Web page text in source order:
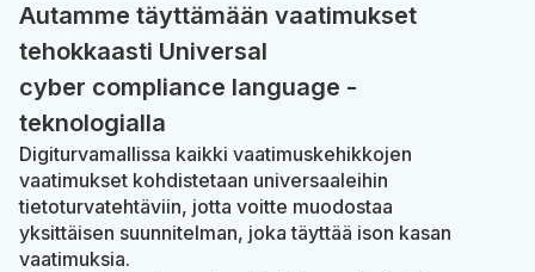
Autamme täyttämään vaatimukset
tehokkaasti Universal
cyber compliance language -
teknologialla
Digiturvamallissa kaikki vaatimuskehikkojen
vaatimukset kohdistetaan universaaleihin
tietoturvatehtäviin, jotta voitte muodostaa
yksittäisen suunnitelman, joka täyttää ison kasan
vaatimuksia.